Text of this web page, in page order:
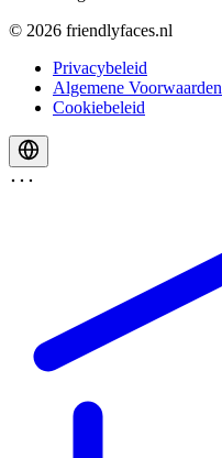
© 2026 friendlyfaces.nl
Privacybeleid
Algemene Voorwaarden
Cookiebeleid